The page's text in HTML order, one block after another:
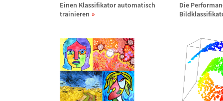
Einen Klassifikator automatisch
trainieren
Die